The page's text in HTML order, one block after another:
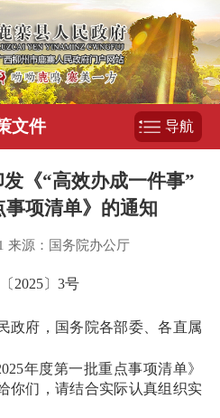
文件 导航
《“高效办成一件事”
项清单》的通知
来源：国务院办公厅
2025〕3号
政府，国务院各部委、各直属
年度第一批重点事项清单》
你们，请结合实际认真组织实